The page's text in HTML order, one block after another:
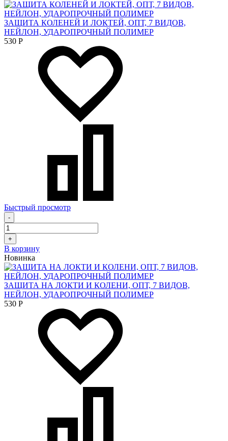
ЗАЩИТА КОЛЕНЕЙ И ЛОКТЕЙ, ОПТ, 7 ВИДОВ,
НЕЙЛОН, УДАРОПРОЧНЫЙ ПОЛИМЕР
530 Р
Быстрый просмотр
-
+
В корзину
Новинка
ЗАЩИТА НА ЛОКТИ И КОЛЕНИ, ОПТ, 7 ВИДОВ,
НЕЙЛОН, УДАРОПРОЧНЫЙ ПОЛИМЕР
530 Р